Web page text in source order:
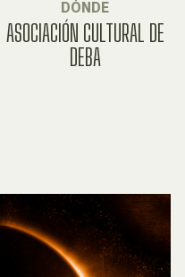
DÓNDE
ASOCIACIÓN CULTURAL DE
DEBA